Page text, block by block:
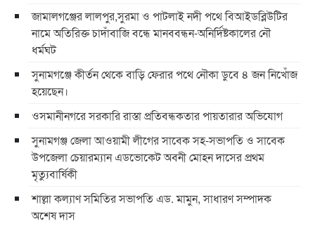
জামালগঞ্জের লালপুর,সুরমা ও পাটলাই নদী পথে বিআইডব্লিউটির
নামে অতিরিক্ত চাদাঁবাজি বন্ধে মানববন্ধন-অনির্দিষ্টকালের নৌ
ধর্মঘট
সুনামগঞ্জে কীর্তন থেকে বাড়ি ফেরার পথে নৌকা ডুবে ৪ জন নিখোঁজ
হয়েছেন।
ওসমানীনগরে সরকারি রাস্তা প্রতিবন্ধকতার পায়তারার অভিযোগ
সুনামগঞ্জ জেলা আওয়ামী লীগের সাবেক সহ-সভাপতি ও সাবেক
উপজেলা চেয়ারম্যান এডভোকেট অবনী মোহন দাসের প্রথম
মৃত্যুবার্ষিকী
শাল্লা কল্যাণ সমিতির সভাপতি এড. মামুন, সাধারণ সম্পাদক
অশেষ দাস